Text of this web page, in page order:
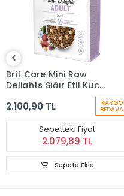
Brit Care Mini Raw
Delights Sığır Etli Küçük
Köpek Maması 2 Kg
2.100,90 TL KARGO
BEDAVA
Sepetteki Fiyat
2.079,89 TL
Sepete Ekle